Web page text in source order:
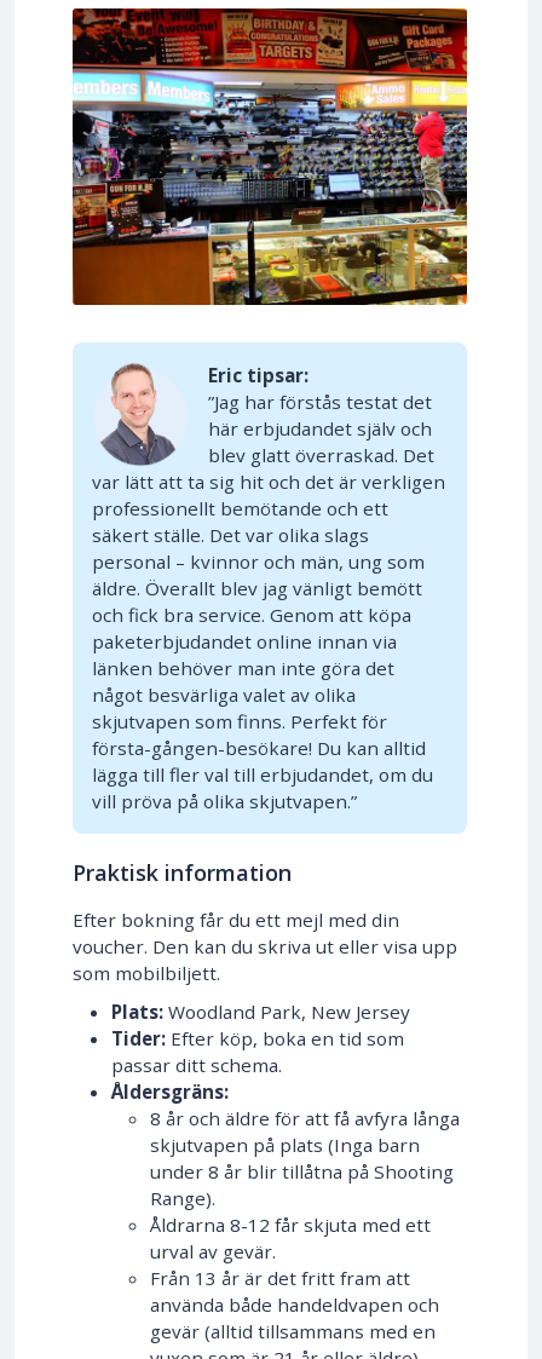
Eric tipsar:
”Jag har förstås testat det
här erbjudandet själv och
blev glatt överraskad. Det
var lätt att ta sig hit och det är verkligen
professionellt bemötande och ett
säkert ställe. Det var olika slags
personal – kvinnor och män, ung som
äldre. Överallt blev jag vänligt bemött
och fick bra service. Genom att köpa
paketerbjudandet online innan via
länken behöver man inte göra det
något besvärliga valet av olika
skjutvapen som finns. Perfekt för
första-gången-besökare! Du kan alltid
lägga till fler val till erbjudandet, om du
vill pröva på olika skjutvapen.”
Praktisk information
Efter bokning får du ett mejl med din
voucher. Den kan du skriva ut eller visa upp
som mobilbiljett.
Plats: Woodland Park, New Jersey
Tider: Efter köp, boka en tid som
passar ditt schema.
Åldersgräns:
8 år och äldre för att få avfyra långa
skjutvapen på plats (Inga barn
under 8 år blir tillåtna på Shooting
Range).
Åldrarna 8-12 får skjuta med ett
urval av gevär.
Från 13 år är det fritt fram att
använda både handeldvapen och
gevär (alltid tillsammans med en